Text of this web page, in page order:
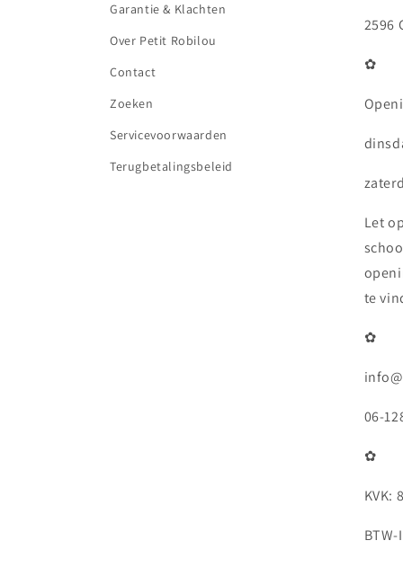
Garantie & Klachten
Over Petit Robilou
Contact
Zoeken
Servicevoorwaarden
Terugbetalingsbeleid
2596
✿
Let
te
✿
06-
✿
KVK: